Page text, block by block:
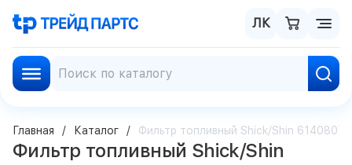
ЛК
Главная Каталог Фильтр топливный Shick/Shin
Фильтр топливный Shick/Shin